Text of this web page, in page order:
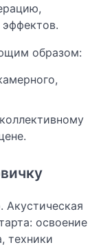
образом:
Акустическая
освоение
техники